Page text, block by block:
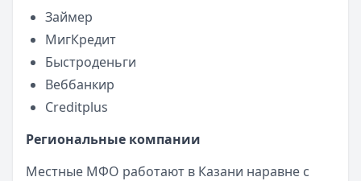
Займер
МигКредит
Быстроденьги
Веббанкир
Creditplus
Региональные компании
Местные МФО работают в Казани наравне с